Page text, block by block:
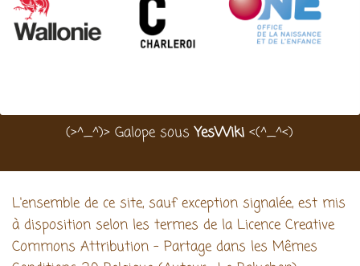
(>^_^)> Galope sousYesWiki <(^_^<)
L'ensemble de ce site, sauf exception signalée, est mis
à disposition selon les termes de la Licence Creative
Commons Attribution - Partage dans les Mêmes